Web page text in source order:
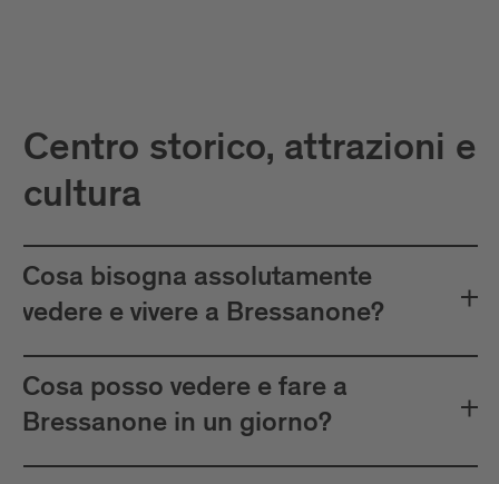
Centro storico, attrazioni e
cultura
Cosa bisogna assolutamente
vedere e vivere a Bressanone?
Cosa posso vedere e fare a
Bressanone in un giorno?